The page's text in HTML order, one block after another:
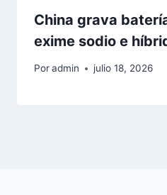
China grava
exime sodio e
Poradmin julio 18, 2026